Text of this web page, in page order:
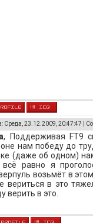
Среда, 23.12.2009, 20:47:47 |
, Поддерживая FT9
нам победу до
(даже об одном)
равно я
возьмёт в
вериться в это
верить в это.